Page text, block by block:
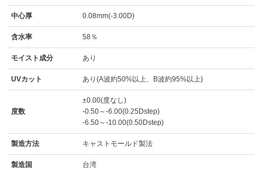
中心厚 0.08mm(-3.00D)
含水率 58％
モイスト成分 あり
UVカット あり(A波約50%以上、B波約95%以上)
度数
±0.00(度なし)
-0.50～-6.00(0.25Dstep)
-6.50～-10.00(0.50Dstep)
製造方法 キャストモールド製法
製造国 台湾